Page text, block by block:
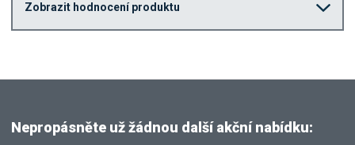
Zobrazit hodnocení produktu
Nepropásněte už žádnou další akční nabídku: